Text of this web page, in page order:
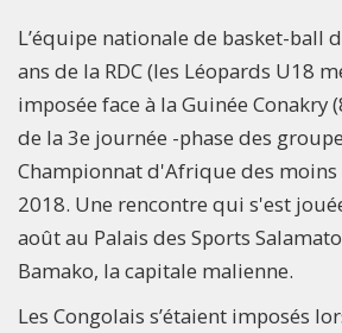
L’équipe nationale de basket-ball
ans de la RDC (les Léopards U18
imposée face à la Guinée Conakry
de la 3e journée -phase des
Championnat d'Afrique des moins
2018. Une rencontre qui s'est
août au Palais des Sports
Bamako, la capitale malienne.
Les Congolais s’étaient imposés